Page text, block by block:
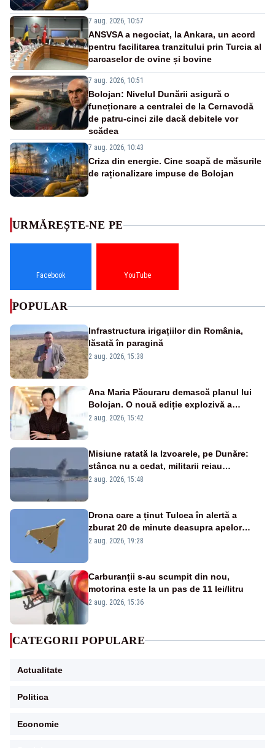
7 aug. 2026, 10:57
ANSVSA a negociat, la Ankara, un acord
pentru facilitarea tranzitului prin Turcia al
carcaselor de ovine și bovine
7 aug. 2026, 10:51
Bolojan: Nivelul Dunării asigură o
funcționare a centralei de la Cernavodă
de patru-cinci zile dacă debitele vor
scădea
7 aug. 2026, 10:43
Criza din energie. Cine scapă de măsurile
de raționalizare impuse de Bolojan
URMĂREȘTE-NE PE
Facebook YouTube
POPULAR
Infrastructura irigațiilor din România,
lăsată în paragină
2 aug. 2026, 15:38
Ana Maria Păcuraru demască planul lui
Bolojan. O nouă ediție explozivă a
emisiunii „Miza Zilei” la Realitatea PLUS
2 aug. 2026, 15:42
Misiune ratată la Izvoarele, pe Dunăre:
stânca nu a cedat, militarii reiau
detonările luni – VIDEO
2 aug. 2026, 15:48
Drona care a ținut Tulcea în alertă a
zburat 20 de minute deasupra apelor
României. Au fost ridicate două F-16
2 aug. 2026, 19:28
Carburanții s-au scumpit din nou,
motorina este la un pas de 11 lei/litru
2 aug. 2026, 15:36
CATEGORII POPULARE
Actualitate
Politica
Economie